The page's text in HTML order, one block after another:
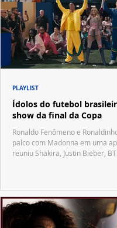
Ídolos do futebol
show da final da Copa
Ronaldo Fenômeno e
palco com Madonna em uma
reuniu Shakira, Justin Bieber,
PLAYLIST